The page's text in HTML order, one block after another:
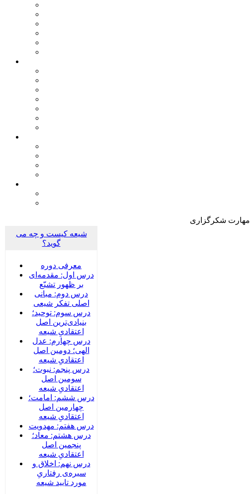
مهارت شکرگزاری
شیعه کیست و چه می
گوید؟
معرفی دوره
درس اول: مقدمه‌ای
بر ظهور تشیّع
درس دوم: مبانی
اصلی تفکر شیعی
درس سوم: توحید؛
بنیادی‌‌ترین اصل
اعتقادیِ شیعه
درس چهارم: عدل
الهی؛ دومین اصل
اعتقادیِ شیعه
درس پنجم: نبوت؛
سومین اصل
اعتقادیِ شیعه
درس ششم: امامت؛
چهارمین اصل
اعتقادیِ شیعه
درس هفتم: مهدویت
درس هشتم: معاد؛
پنجمین اصل
اعتقادیِ شیعه
درس نهم: اخلاق و
سیره‌ی رفتاریِ
مورد تایید شیعه